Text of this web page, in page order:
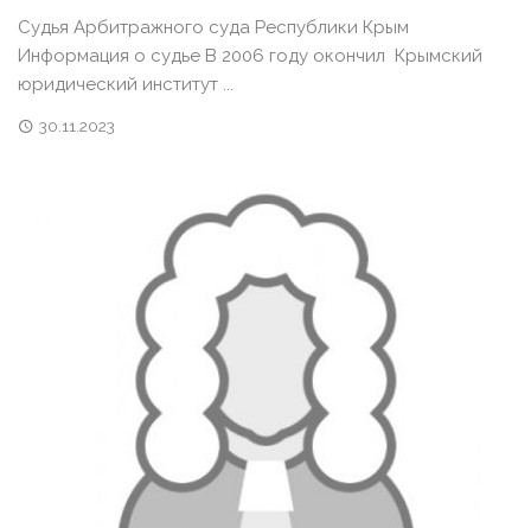
Судья Арбитражного суда Республики Крым
Информация о судье В 2006 году окончил Крымский
юридический институт ...
30.11.2023